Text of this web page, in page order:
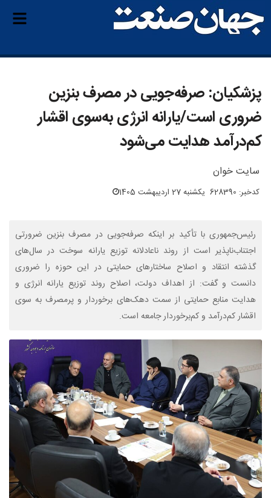
پزشکیان: صرفه‌جویی در مصرف بنزین
ضروری است/یارانه انرژی به‌سوی اقشار
کم‌درآمد هدایت می‌شود
سایت خوان
کدخبر: 628390 یکشنبه 27 اردیبهشت 1405
رئیس‌جمهوری با تأکید بر اینکه صرفه‌جویی در مصرف بنزین ضرورتی
اجتناب‌ناپذیر است از روند ناعادلانه توزیع یارانه سوخت در سال‌های
گذشته انتقاد و اصلاح ساختارهای حمایتی در این حوزه را ضروری
دانست و گفت: از اهداف دولت، اصلاح روند توزیع یارانه انرژی و
هدایت منابع حمایتی از سمت دهک‌های برخوردار و پرمصرف به سوی
اقشار کم‌درآمد و کم‌برخوردار جامعه است.